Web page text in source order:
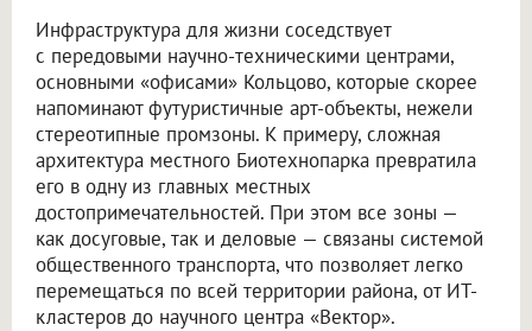
Инфраструктура для жизни соседствует
с передовыми научно-техническими центрами,
основными «офисами» Кольцово, которые скорее
напоминают футуристичные арт-объекты, нежели
стереотипные промзоны. К примеру, сложная
архитектура местного Биотехнопарка превратила
его в одну из главных местных
достопримечательностей. При этом все зоны —
как досуговые, так и деловые — связаны системой
общественного транспорта, что позволяет легко
перемещаться по всей территории района, от ИТ-
кластеров до научного центра «Вектор».